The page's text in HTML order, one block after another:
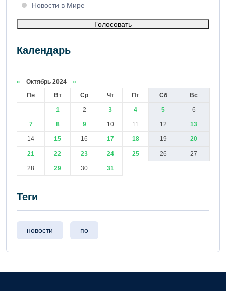
Новости в Мире
Голосовать
Календарь
« Октябрь 2024 »
Пн
Вт Ср Чт Пт Сб Вс
1 2 3 4 5 6
7 8 9 10 11 12 13
14 15 16 17 18 19 20
21 22 23 24 25 26 27
28 29 30 31
Теги
новости по